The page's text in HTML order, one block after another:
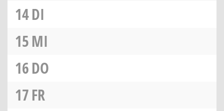
14DI
15MI
16DO
17FR